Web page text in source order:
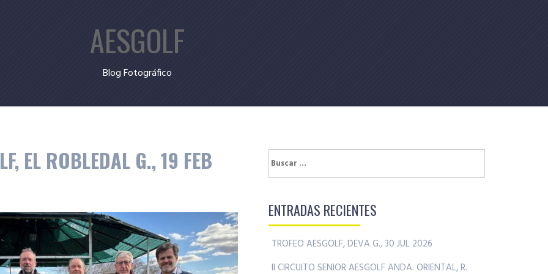
AESGOLF
Blog Fotográfico
EL ROBLEDAL G., 19 FEB Buscar:
ENTRADAS RECIENTES
TROFEO AESGOLF, DEVA G., 30 JUL 2026
II CIRCUITO SENIOR AESGOLF ANDA. ORIENTAL, R.